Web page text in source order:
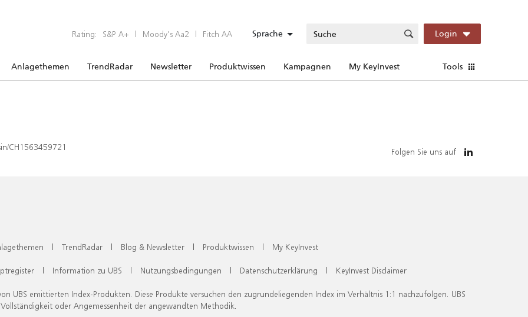
Rating: S&P A+ | Moody’s Aa2 | Fitch AA Sprache Login
Anlagethemen TrendRadar Newsletter Produktwissen Kampagnen My KeyInvest Tools
CH1563459721 Folgen Sie uns auf
| TrendRadar | Blog & Newsletter | Produktwissen | My KeyInvest
| Information zu UBS | Nutzungsbedingungen | Datenschutzerklärung | KeyInvest Disclaimer
UBS emittierten Index-Produkten. Diese Produkte versuchen den zugrundeliegenden Index im Verhältnis 1:1 nachzufolgen. UBS
oder Angemessenheit der angewandten Methodik.